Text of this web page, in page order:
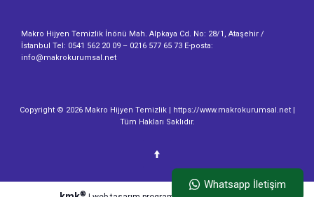
Makro Hijyen Temizlik İnönü Mah. Alpkaya Cd. No: 28/1, Ataşehir /
İstanbul Tel: 0541 562 20 09 – 0216 577 65 73 E-posta:
info@makrokurumsal.net
Copyright © 2026 Makro Hijyen Temizlik | https://www.makrokurumsal.net |
Tüm Hakları Saklıdır.
®
Whatsapp İletişim